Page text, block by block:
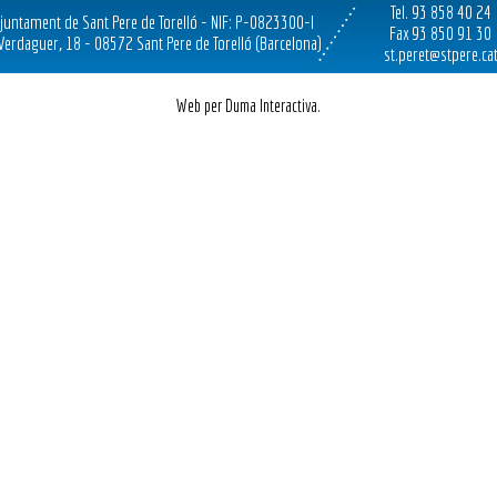
de Sant Pere de Torelló - NIF: P-0823300-I
18 - 08572 Sant Pere de Torelló (Barcelona)
Tel. 93 858 40 24
Fax 93 850 91 30
st.peret@stpere.cat
Web per Duma Interactiva.